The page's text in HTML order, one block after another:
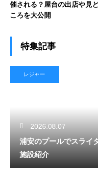
催される？屋台の出店や見
ころを大公開
特集記事
レジャー
2026.08.07
浦安のプールでスライ
施設紹介